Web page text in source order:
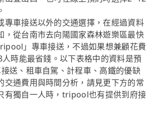
專車接送以外的交通選擇，在經過資料
，從台南市去向陽國家森林遊樂區最快
」專車接送，不過如果想兼顧花費
時能最省錢。以下表格中的資料是預
送、租車自駕、計程車、高鐵的優缺
交通費用與時間分析，請見更下方的常
有獨自一人時，tripool也有提供到府接